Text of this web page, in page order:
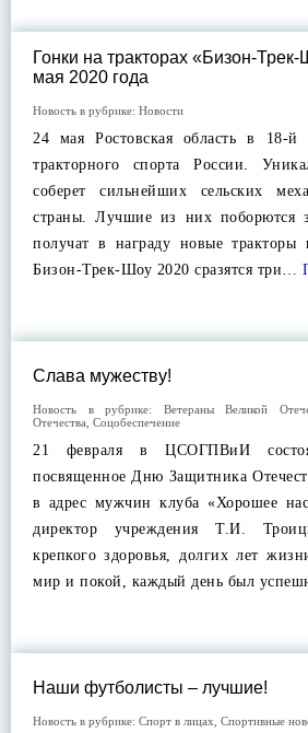
Гонки на тракторах «Бизон-
мая 2020 года
Новость в рубрике: Новости
24 мая Ростовская область в 18-й
тракторного спорта России.
соберет сильнейших сельских
страны. Лучшие из них поборются
получат в награду новые тракторы
Бизон-Трек-Шоу 2020 сразятся три…
Слава мужеству!
Новость в рубрике: Ветераны Великой
Отечества Соцобеспечение
21 февраля в ЦСОГПВиИ
посвященное Дню Защитника
в адрес мужчин клуба «Хорошее
директор учреждения Т.И.
крепкого здоровья, долгих лет
мир и покой, каждый день был
Наши футболисты – лучшие!
Новость в рубрике: Спорт в лицах Спортивные